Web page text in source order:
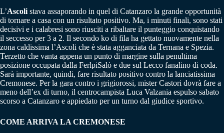
L’Ascoli stava assaporando in quel di Catanzaro la grande opportunità
di tornare a casa con un risultato positivo. Ma, i minuti finali, sono stati
decisivi e i calabresi sono riusciti a ribaltare il punteggio conquistando
il seccesso per 3 a 2. Il secondo ko di fila ha gettato nuovamente nella
zona caldissima l’Ascoli che è stata agganciata da Ternana e Spezia.
Terzetto che vanta appena un punto di margine sulla penultima
posizione occupata dalla FerlpiSalò e due sul Lecco fanalino di coda.
Sarà importante, quindi, fare risultato positivo contro la lanciatissima
Cremonese. Per la gara contro i grigiorossi, mister Castori dovrà fare a
meno dell’ex di turno, il centrocampista Luca Valzania espulso sabato
scorso a Catanzaro e appiedato per un turno dal giudice sportivo.
COME ARRIVA LA CREMONESE